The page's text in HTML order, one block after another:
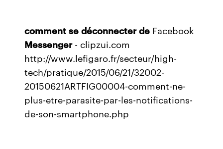
comment se déconnecter de Facebook
Messenger- clipzui.com
http://www.lefigaro.fr/secteur/high-
tech/pratique/2015/06/21/32002-
20150621ARTFIG00004-comment-ne-
plus-etre-parasite-par-les-notifications-
de-son-smartphone.php